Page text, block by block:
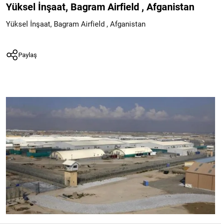
Yüksel İnşaat, Bagram Airfield , Afganistan
Yüksel İnşaat, Bagram Airfield , Afganistan
Paylaş